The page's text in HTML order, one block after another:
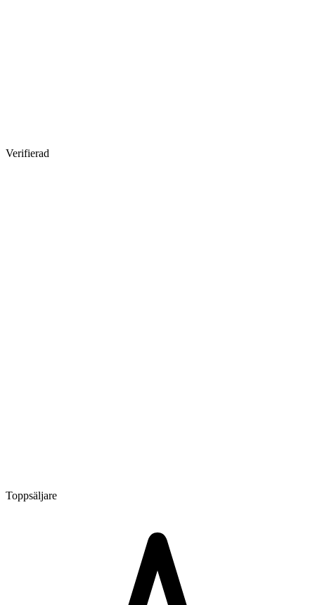
Verifierad
Toppsäljare